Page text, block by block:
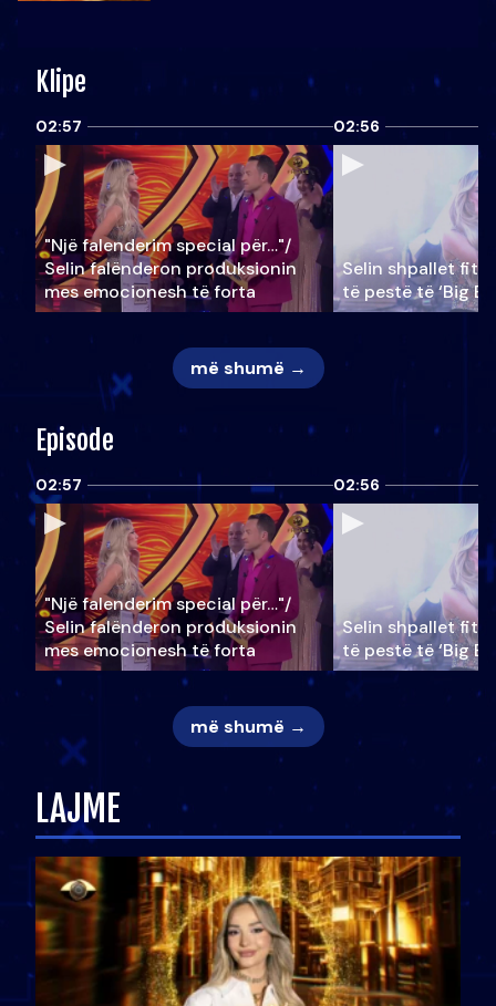
Klipe
02:57
"Një falenderim special për…"/
Selin falënderon produksionin
mes emocionesh të forta
02:56
Selin shpallet
të pestë të ‘Big
më shumë →
Episode
02:57
"Një falenderim special për…"/
Selin falënderon produksionin
mes emocionesh të forta
02:56
Selin shpallet
të pestë të ‘Big
më shumë →
LAJME